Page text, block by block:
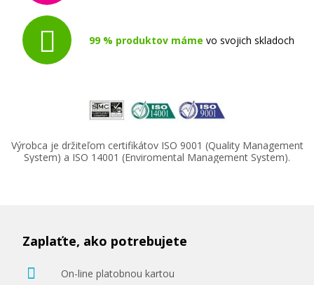
99 % produktov máme vo svojich skladoch
Výrobca je držiteľom certifikátov ISO 9001 (Quality Management
System) a ISO 14001 (Enviromental Management System).
Zaplaťte, ako potrebujete
On-line platobnou kartou